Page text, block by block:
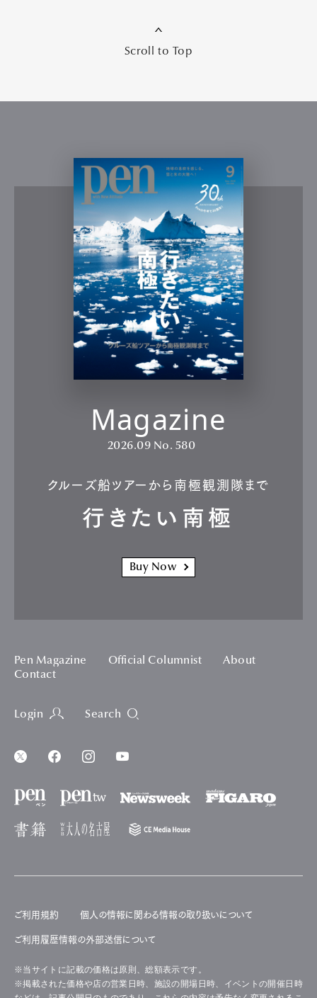
Scroll to Top
Magazine
2026.09 No. 580
クルーズ船ツアーから南極観測隊まで
行きたい南極
Buy Now
Pen Magazine Official Columnist
About
Contact
Login Search
ご利用規約 個人の情報に関わる情報の取り扱いについて
ご利用履歴情報の外部送信について
※当サイトに記載の価格は原則、総額表示です。
※掲載された価格や店の営業日時、施設の開場日時、イベントの開催日時